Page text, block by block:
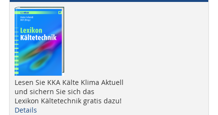
Lesen Sie KKA Kälte Klima Aktuell
und sichern Sie sich das
Lexikon Kältetechnik gratis dazu!
Details